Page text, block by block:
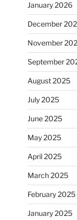
January 2026
December
November
September
August 2025
July 2025
June 2025
May 2025
April 2025
March 2025
February 2025
January 2025